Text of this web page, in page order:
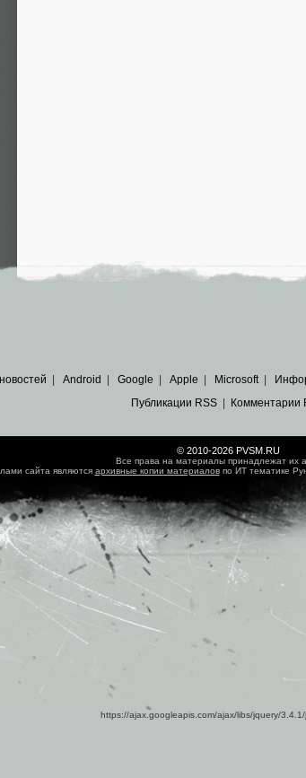
Android Google Apple Microsoft|
Публикации RSS| Комментарии
© 2010-2026 PVSM.RU
Все права на материалы принадлежат их
сайта являются архивные копии материаловпо ИТ тематике
https://ajax.googleapis.com/ajax/libs/jquery/3.4.1/